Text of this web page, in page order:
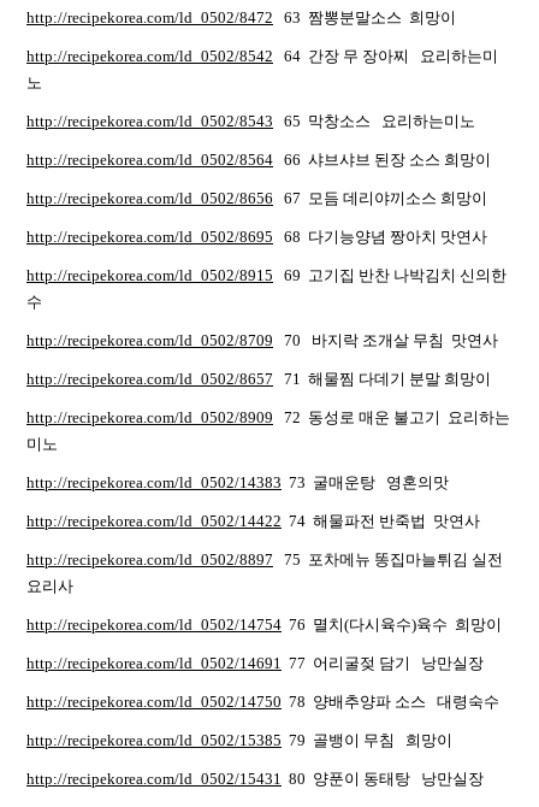
http://recipekorea.com/ld_0502/8472 63 짬뽕분말소스 희망이
http://recipekorea.com/ld_0502/8542 64 간장 무 장아찌 요리하는미
노
http://recipekorea.com/ld_0502/8543 65 막창소스 요리하는미노
http://recipekorea.com/ld_0502/8564 66 샤브샤브 된장 소스 희망이
http://recipekorea.com/ld_0502/8656 67 모듬 데리야끼소스 희망이
http://recipekorea.com/ld_0502/8695 68 다기능양념 짱아치 맛연사
http://recipekorea.com/ld_0502/8915 69 고기집 반찬 나박김치 신의한
수
http://recipekorea.com/ld_0502/8709 70 바지락 조개살 무침 맛연사
http://recipekorea.com/ld_0502/8657 71 해물찜 다데기 분말 희망이
http://recipekorea.com/ld_0502/8909 72 동성로 매운 불고기 요리하는
미노
http://recipekorea.com/ld_0502/14383 73 굴매운탕 영혼의맛
http://recipekorea.com/ld_0502/14422 74 해물파전 반죽법 맛연사
http://recipekorea.com/ld_0502/8897 75 포차메뉴 똥집마늘튀김 실전
요리사
http://recipekorea.com/ld_0502/14754 76 멸치(다시육수)육수 희망이
http://recipekorea.com/ld_0502/14691 77 어리굴젖 담기 낭만실장
http://recipekorea.com/ld_0502/14750 78 양배추양파 소스 대령숙수
http://recipekorea.com/ld_0502/15385 79 골뱅이 무침 희망이
http://recipekorea.com/ld_0502/15431 80 양푼이 동태탕 낭만실장